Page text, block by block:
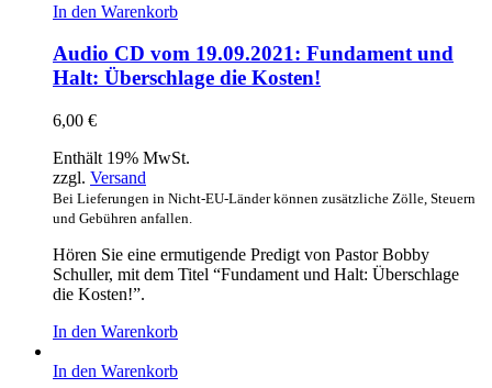
In den Warenkorb
Audio CD vom 19.09.2021: Fundament und
Halt: Überschlage die Kosten!
6,00 €
Enthält 19% MwSt.
zzgl. Versand
Bei Lieferungen in Nicht-EU-Länder können zusätzliche Zölle, Steuern
und Gebühren anfallen.
Hören Sie eine ermutigende Predigt von Pastor Bobby
Schuller, mit dem Titel “Fundament und Halt: Überschlage
die Kosten!”.
In den Warenkorb
In den Warenkorb